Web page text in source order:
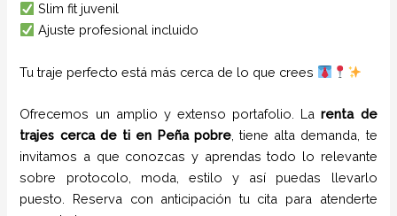
Slim fit juvenil
Ajuste profesional incluido
Tu traje perfecto está más cerca de lo que crees
Ofrecemos un amplio y extenso portafolio. Larenta de
trajes cerca de ti en Peña pobre, tiene alta demanda, te
invitamos a que conozcas y aprendas todo lo relevante
sobre protocolo, moda, estilo y así puedas llevarlo
puesto. Reserva con anticipación tu cita para atenderte